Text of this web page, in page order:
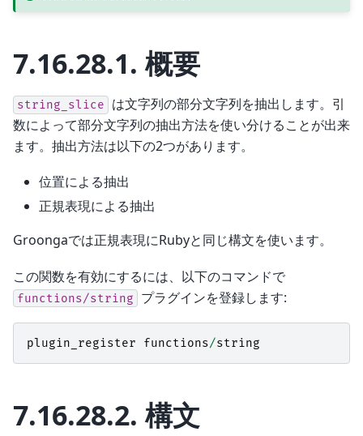
7.16.28.1.概要
string_slice
は文字列の部分文字列を抽出します。引
数によって部分文字列の抽出方法を使い分けることが出来
ます。抽出方法は以下の2つがあります。
位置による抽出
正規表現による抽出
Groongaでは正規表現にRubyと同じ構文を使います。
この関数を有効にするには、以下のコマンドで
functions/string プラグインを登録します:
plugin_register functions/string
7.16.28.2. 構文